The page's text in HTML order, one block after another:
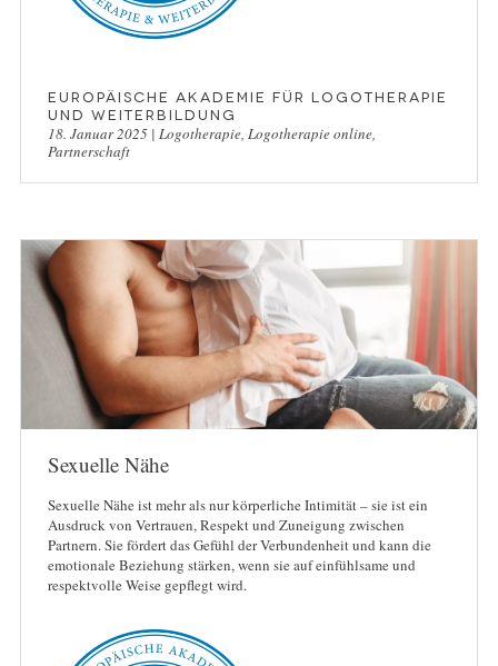
Europäische Akademie für Logotherapie
und Weiterbildung
18. Januar 2025| Logotherapie, Logotherapie online,
Partnerschaft
Sexuelle Nähe
Sexuelle Nähe ist mehr als nur körperliche Intimität – sie ist ein
Ausdruck von Vertrauen, Respekt und Zuneigung zwischen
Partnern. Sie fördert das Gefühl der Verbundenheit und kann die
emotionale Beziehung stärken, wenn sie auf einfühlsame und
respektvolle Weise gepflegt wird.